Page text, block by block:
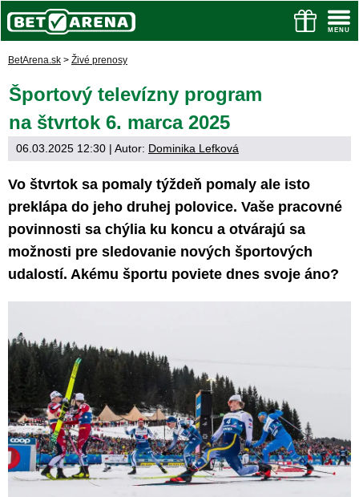
BetArena.sk > Živé prenosy
Športový televízny program
na štvrtok 6. marca 2025
06.03.2025 12:30 | Autor: Dominika Lefková
Vo štvrtok sa pomaly týždeň pomaly ale isto
preklápa do jeho druhej polovice. Vaše pracovné
povinnosti sa chýlia ku koncu a otvárajú sa
možnosti pre sledovanie nových športových
udalostí. Akému športu poviete dnes svoje áno?